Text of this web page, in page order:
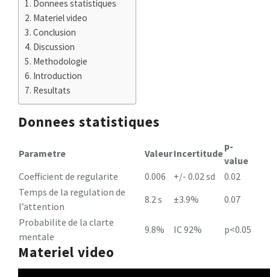
Donnees statistiques
Materiel video
Conclusion
Discussion
Methodologie
Introduction
Resultats
Donnees statistiques
Parametre ValeurIncertitude
p-
value
Coefficient de regularite
0.006 +/- 0.02 sd
0.02
Temps de la regulation de
l’attention
8.2 s ±3.9%
0.07
Probabilite de la clarte
mentale
9.8% IC 92% p<0.05
Materiel video